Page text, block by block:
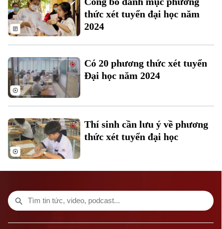
Theo dõi Hà Nội On
Thời trang
Âm nhạc
Liên hệ đường dây nóng (bấm để gọi)
Tòa soạn Tòa soạn
thức xét tuyển đại học năm
2024
Có 20 phương thức xét tuyển
Đại học năm 2024
Thí sinh cần lưu ý về phương
thức xét tuyển đại học